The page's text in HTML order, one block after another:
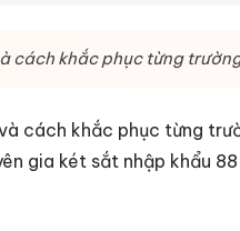
cách khắc phục từng
cách khắc phục từng
gia két sắt nhập khẩu